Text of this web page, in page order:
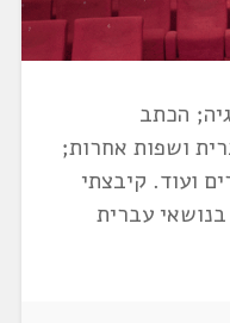
הכתב
ושפות אחרות;
ועוד. קיבצתי
עברית